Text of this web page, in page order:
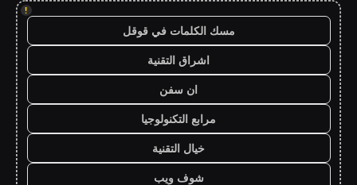
!
مسك الكلمات في قوقل
اشراق التقنية
ان سفن
مرابع التكنولوجيا
خيال التقنية
شوف ويب